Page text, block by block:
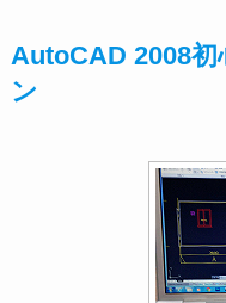
AutoCAD 2008
ン